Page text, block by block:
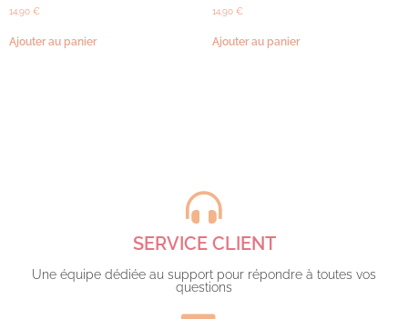
14,90 €
Ajouter au panier
14,90 €
Ajouter au panier
SERVICE CLIENT
Une équipe dédiée au support pour répondre à toutes vos
questions​